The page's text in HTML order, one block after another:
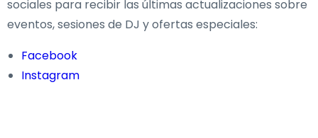
sociales para recibir las últimas actualizaciones sobre
eventos, sesiones de DJ y ofertas especiales:
Facebook
Instagram